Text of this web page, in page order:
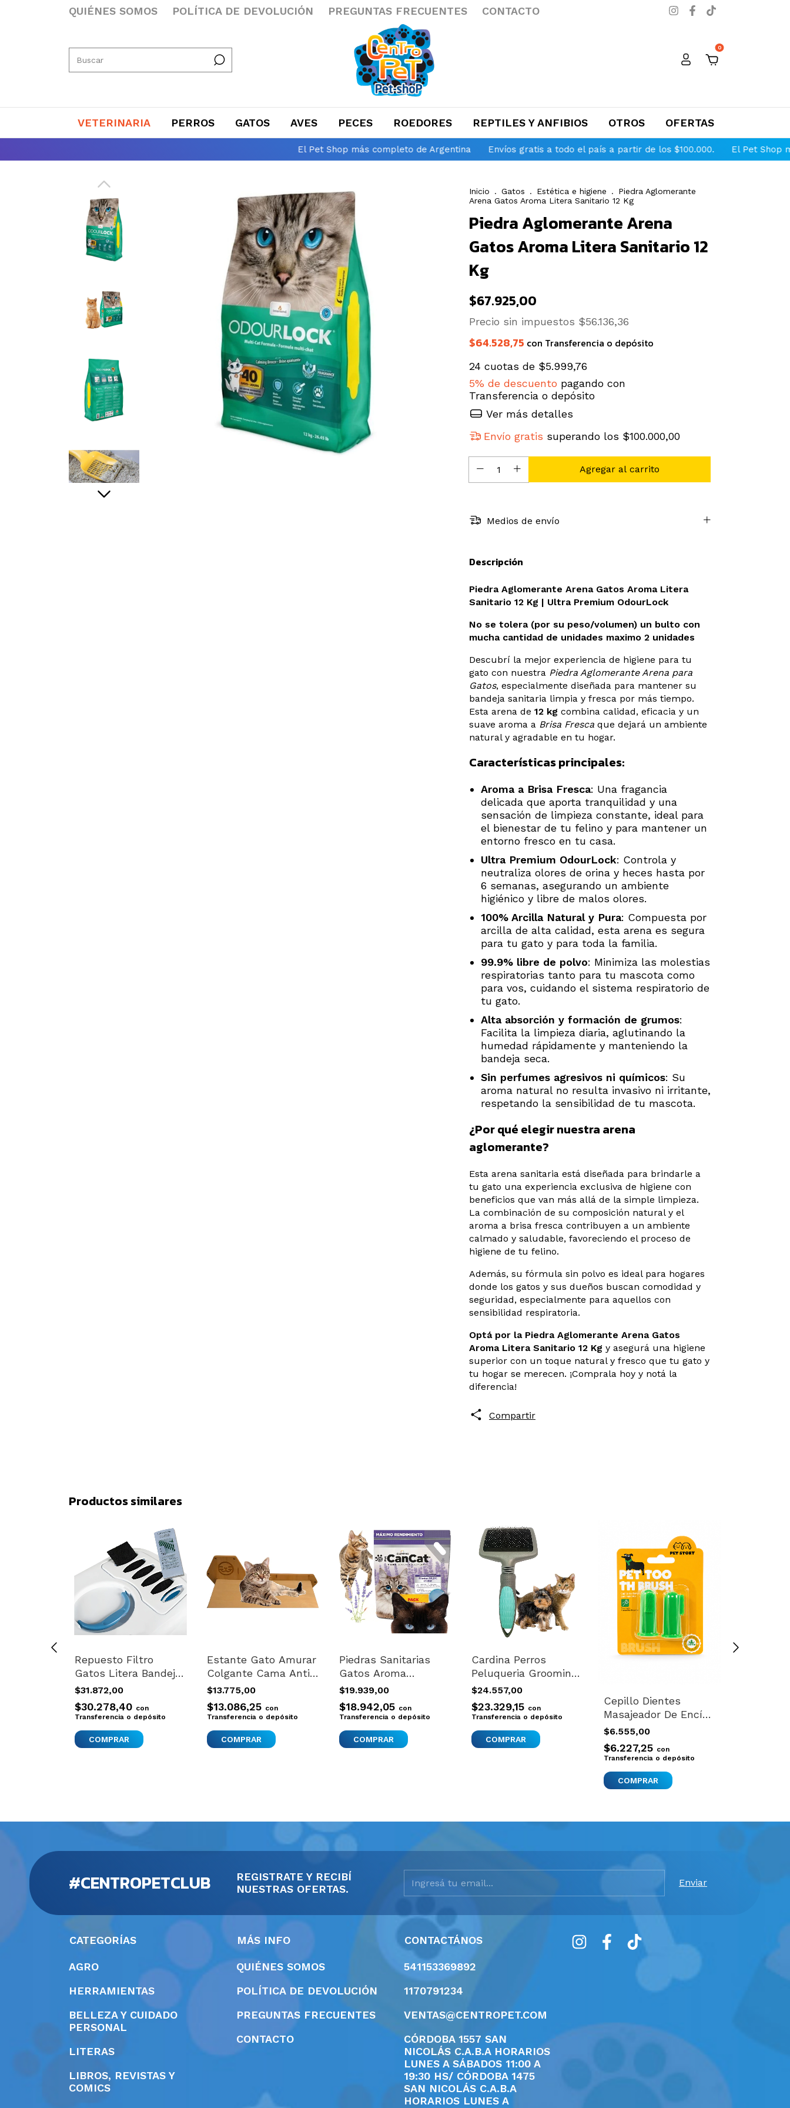
QUIÉNES SOMOS POLÍTICA DE DEVOLUCIÓN PREGUNTAS FRECUENTES CONTACTO
0
VETERINARIA PERROS GATOS AVES PECES ROEDORES REPTILES Y ANFIBIOS OTROS OFERTAS
El Pet Shop más completo de Argentina Envíos gratis a todo el país a partir de los $100.000. El Pet Shop más
Inicio . Gatos . Estética e higiene .
Piedra Aglomerante
Arena Gatos Aroma Litera Sanitario 12 Kg
Piedra Aglomerante Arena
Gatos Aroma Litera Sanitario 12
Kg
$67.925,00
Precio sin impuestos $56.136,36
$64.528,75 con Transferencia o depósito
24 cuotas de $5.999,76
5% de descuento pagando con
Transferencia o depósito
Ver más detalles
Envío gratis superando los $100.000,00
Medios de envío
Descripción
Piedra Aglomerante Arena Gatos Aroma Litera
Sanitario 12 Kg | Ultra Premium OdourLock
No se tolera (por su peso/volumen) un bulto con
mucha cantidad de unidades maximo 2 unidades
Descubrí la mejor experiencia de higiene para tu
gato con nuestra Piedra Aglomerante Arena para
Gatos, especialmente diseñada para mantener su
bandeja sanitaria limpia y fresca por más tiempo.
Esta arena de 12 kg combina calidad, eficacia y un
suave aroma a Brisa Fresca que dejará un ambiente
natural y agradable en tu hogar.
Características principales:
Aroma a Brisa Fresca: Una fragancia
delicada que aporta tranquilidad y una
sensación de limpieza constante, ideal para
el bienestar de tu felino y para mantener un
entorno fresco en tu casa.
Ultra Premium OdourLock: Controla y
neutraliza olores de orina y heces hasta por
6 semanas, asegurando un ambiente
higiénico y libre de malos olores.
100% Arcilla Natural y Pura: Compuesta por
arcilla de alta calidad, esta arena es segura
para tu gato y para toda la familia.
99.9% libre de polvo: Minimiza las molestias
respiratorias tanto para tu mascota como
para vos, cuidando el sistema respiratorio de
tu gato.
Alta absorción y formación de grumos:
Facilita la limpieza diaria, aglutinando la
humedad rápidamente y manteniendo la
bandeja seca.
Sin perfumes agresivos ni químicos: Su
aroma natural no resulta invasivo ni irritante,
respetando la sensibilidad de tu mascota.
¿Por qué elegir nuestra arena
aglomerante?
Esta arena sanitaria está diseñada para brindarle a
tu gato una experiencia exclusiva de higiene con
beneficios que van más allá de la simple limpieza.
La combinación de su composición natural y el
aroma a brisa fresca contribuyen a un ambiente
calmado y saludable, favoreciendo el proceso de
higiene de tu felino.
Además, su fórmula sin polvo es ideal para hogares
donde los gatos y sus dueños buscan comodidad y
seguridad, especialmente para aquellos con
sensibilidad respiratoria.
Optá por la Piedra Aglomerante Arena Gatos
Aroma Litera Sanitario 12 Kg y asegurá una higiene
superior con un toque natural y fresco que tu gato y
tu hogar se merecen. ¡Comprala hoy y notá la
diferencia!
Compartir
Productos similares
Repuesto Filtro
Gatos Litera Bandeja
Sanitaria Olores Baño
Negro
$31.872,00
$30.278,40 con
Transferencia o depósito
Estante Gato Amurar
Colgante Cama Anti-
stress Pared
Gimnasio
$13.775,00
$13.086,25 con
Transferencia o depósito
Piedras Sanitarias
Gatos Aroma
Bentonita
Aglomerante X6 Kg
$19.939,00
$18.942,05 con
Transferencia o depósito
Cardina Perros
Peluqueria Grooming
Gatos Conejos Suave
Small Celeste
$24.557,00
$23.329,15 con
Transferencia o depósito
Cepillo Dientes
Masajeador De Encías
Dedal Gatos Perros
X2
$6.555,00
$6.227,25 con
Transferencia o depósito
COMPRAR
#CENTROPETCLUB
REGISTRATE Y RECIBÍ
NUESTRAS OFERTAS.
CATEGORÍAS
AGRO
HERRAMIENTAS
BELLEZA Y CUIDADO
PERSONAL
LITERAS
LIBROS, REVISTAS Y
COMICS
MÁS INFO
QUIÉNES SOMOS
POLÍTICA DE DEVOLUCIÓN
PREGUNTAS FRECUENTES
CONTACTO
CONTACTÁNOS
541153369892
1170791234
VENTAS@CENTROPET.COM
CÓRDOBA 1557 SAN
NICOLÁS C.A.B.A HORARIOS
LUNES A SÁBADOS 11:00 A
19:30 HS/ CÓRDOBA 1475
SAN NICOLÁS C.A.B.A
HORARIOS LUNES A